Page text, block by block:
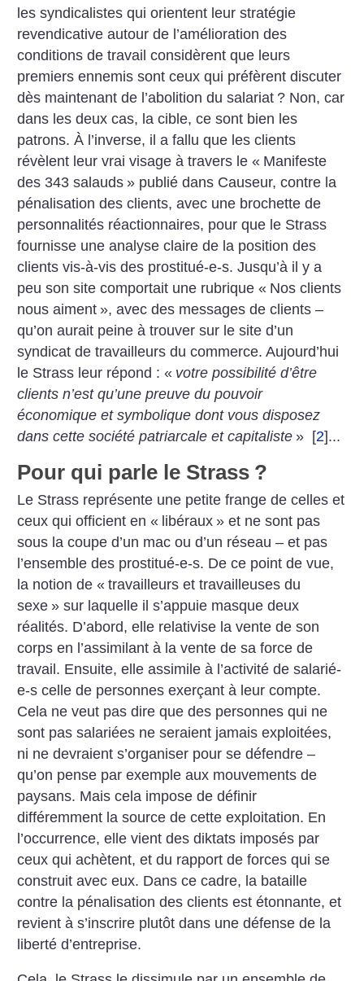
les syndicalistes qui orientent leur stratégie
revendicative autour de l’amélioration des
conditions de travail considèrent que leurs
premiers ennemis sont ceux qui préfèrent discuter
dès maintenant de l’abolition du salariat ? Non, car
dans les deux cas, la cible, ce sont bien les
patrons. À l’inverse, il a fallu que les clients
révèlent leur vrai visage à travers le « Manifeste
des 343 salauds » publié dans Causeur, contre la
pénalisation des clients, avec une brochette de
personnalités réactionnaires, pour que le Strass
fournisse une analyse claire de la position des
clients vis-à-vis des prostitué-e-s. Jusqu’à il y a
peu son site comportait une rubrique « Nos clients
nous aiment », avec des messages de clients –
qu’on aurait peine à trouver sur le site d’un
syndicat de travailleurs du commerce. Aujourd’hui
le Strass leur répond : « votre possibilité d’être
clients n’est qu’une preuve du pouvoir
économique et symbolique dont vous disposez
dans cette société patriarcale et capitaliste » [2]...
Pour qui parle le Strass ?
Le Strass représente une petite frange de celles et
ceux qui officient en « libéraux » et ne sont pas
sous la coupe d’un mac ou d’un réseau – et pas
l’ensemble des prostitué-e-s. De ce point de vue,
la notion de « travailleurs et travailleuses du
sexe » sur laquelle il s’appuie masque deux
réalités. D’abord, elle relativise la vente de son
corps en l’assimilant à la vente de sa force de
travail. Ensuite, elle assimile à l’activité de salarié-
e-s celle de personnes exerçant à leur compte.
Cela ne veut pas dire que des personnes qui ne
sont pas salariées ne seraient jamais exploitées,
ni ne devraient s’organiser pour se défendre –
qu’on pense par exemple aux mouvements de
paysans. Mais cela impose de définir
différemment la source de cette exploitation. En
l’occurrence, elle vient des diktats imposés par
ceux qui achètent, et du rapport de forces qui se
construit avec eux. Dans ce cadre, la bataille
contre la pénalisation des clients est étonnante, et
revient à s’inscrire plutôt dans une défense de la
liberté d’entreprise.